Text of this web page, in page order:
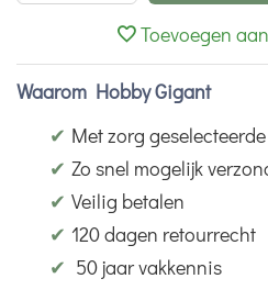
Toevoegen
Waarom Hobby Gigant
✔ Met zorg
✔ Zo snel mogelijk
✔ Veilig betalen
✔ 120 dagen retourrecht
✔ 50 jaar vakkennis